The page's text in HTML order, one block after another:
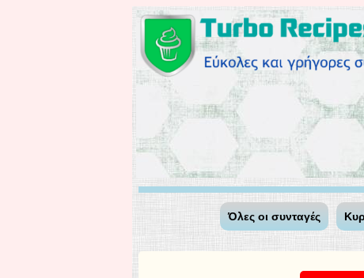
Όλες οι συνταγές